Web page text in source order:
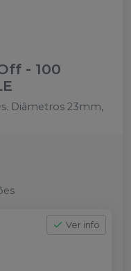
- 100
Diâmetros 23mm,
Ver info